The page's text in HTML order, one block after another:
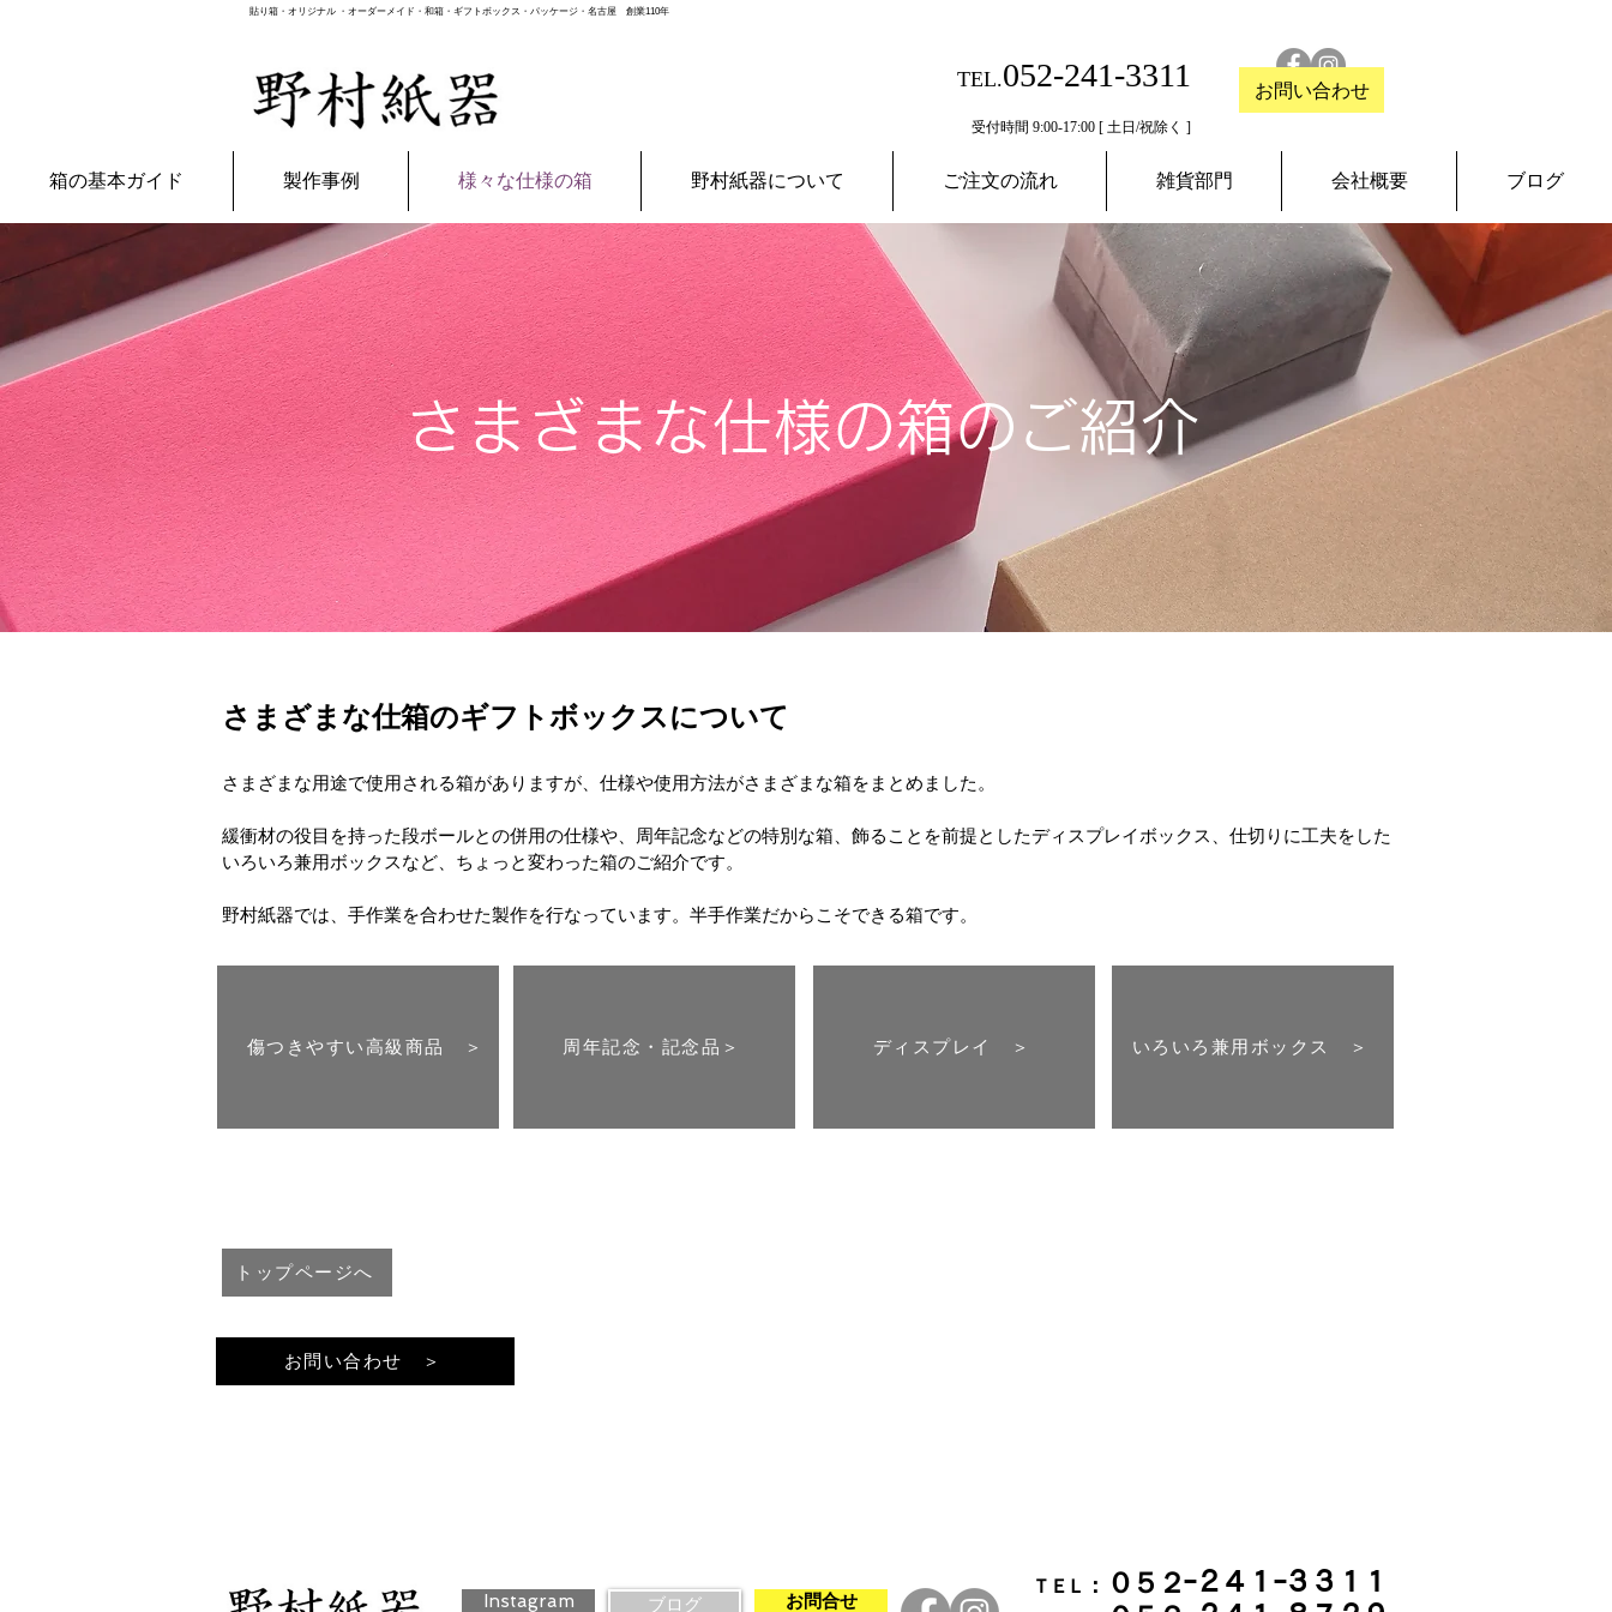
貼り箱・オリジナル ・オーダーメイド・和箱・ギフトボックス・パッケージ・名古屋 創業110年
TEL.052-241-3311
受付時間 9:00-17:00 [ 土日/祝除く ]
お問い合わせ
箱の基本ガイド 製作事例 様々な仕様の箱 野村紙器について ご注文の流れ 雑貨部門 会社概要 ブログ
さまざまな仕様の箱のご紹介
さまざまな仕箱のギフトボックスについて
さまざまな用途で使用される箱がありますが、仕様や使用方法がさまざまな箱をまとめました。
緩衝材の役目を持った段ボールとの併用の仕様や、周年記念などの特別な箱、飾ることを前提としたディスプレイボックス、仕切りに工夫をした
いろいろ兼用ボックスなど、ちょっと変わった箱のご紹介です。
​野村紙器では、手作業を合わせた製作を行なっています。半手作業だからこそできる箱です。
傷つきやすい高級商品 ＞ 周年記念・記念品＞ ディスプレイ ＞ いろいろ兼用ボックス ＞
トップページへ
お問い合わせ ＞
Instagram ブログ お問合せ
ＴＥＬ ： ０５２ｰ２４１ｰ３３１１